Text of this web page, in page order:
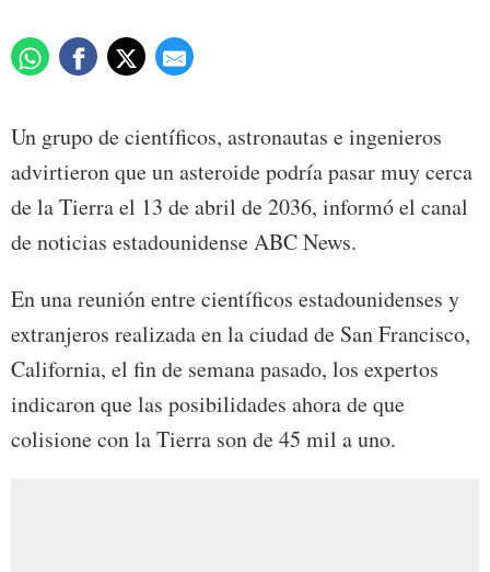
Un grupo de científicos, astronautas e ingenieros
advirtieron que un asteroide podría pasar muy cerca
de la Tierra el 13 de abril de 2036, informó el canal
de noticias estadounidense ABC News.
En una reunión entre científicos estadounidenses y
extranjeros realizada en la ciudad de San Francisco,
California, el fin de semana pasado, los expertos
indicaron que las posibilidades ahora de que
colisione con la Tierra son de 45 mil a uno.